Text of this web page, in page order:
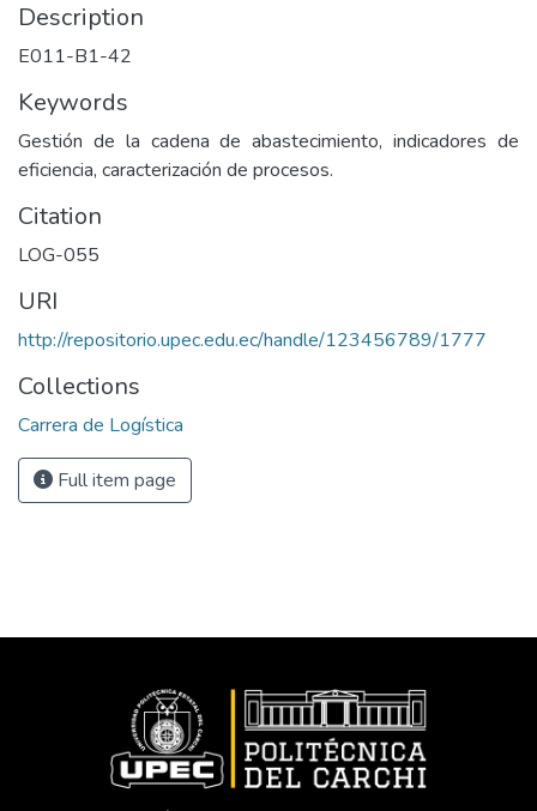
Description
E011-B1-42
Keywords
Gestión de la cadena de abastecimiento, indicadores de
eficiencia, caracterización de procesos.
Citation
LOG-055
URI
http://repositorio.upec.edu.ec/handle/123456789/1777
Collections
Carrera de Logística
Full item page